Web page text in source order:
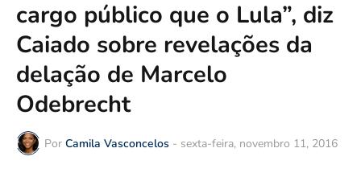
cargo público que o Lula”, diz
Caiado sobre revelações da
delação de Marcelo
Odebrecht
Por Camila Vasconcelos - sexta-feira, novembro 11, 2016